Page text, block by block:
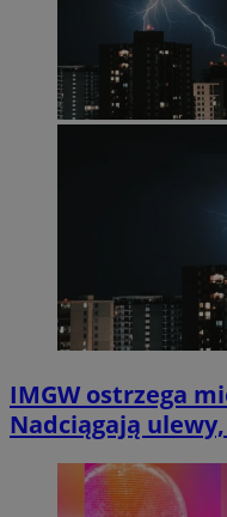
IMGW ostrzega
Nadciągają